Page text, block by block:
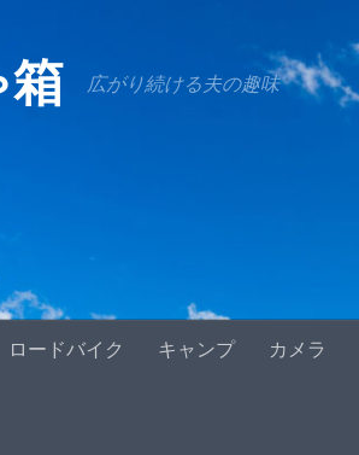
広がり続ける夫の趣味
ロードバイク キャンプ カメラ